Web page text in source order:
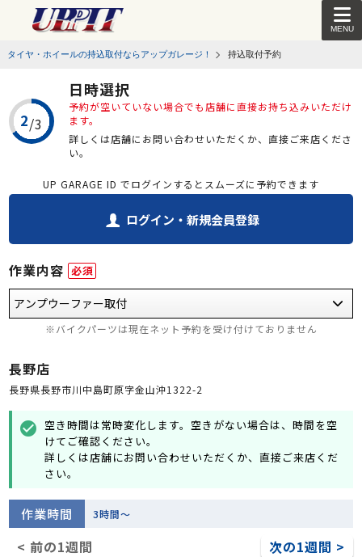
MENU
タイヤ・ホイールの持込取付ならアップガレージ！ 持込取付予約
日時選択
予約が空いていない場合でも店舗に直接お持ち込みいただけ
ます。
詳しくは店舗にお問い合わせいただくか、直接ご来店くださ
い。
UP GARAGE ID でログインするとスムーズに予約できます
ログイン・新規会員登録
作業内容 必須
※バイクパーツは現在ネット予約を受け付けておりません
長野店
長野県長野市川中島町原字金山沖1322-2
check_circle 空き時間は常時変化します。空きがない場合は、時間を空
けてご確認ください。
詳しくは店舗にお問い合わせいただくか、直接ご来店くだ
さい。
作業時間 3時間～
< 前の1週間 次の1週間 >